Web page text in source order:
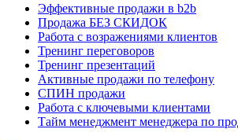
Эффективные продажи в b2b
Продажа БЕЗ СКИДОК
Работа с возражениями клиентов
Тренинг переговоров
Тренинг презентаций
Активные продажи по телефону
СПИН продажи
Работа с ключевыми клиентами
Тайм менеджмент менеджера по